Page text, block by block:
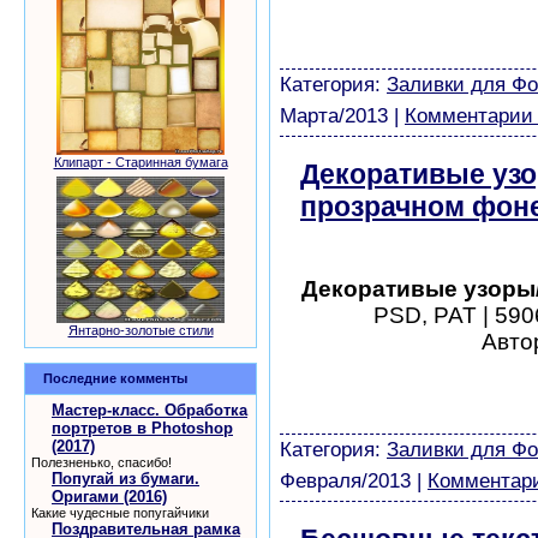
Клипарт - Старинная бумага
Янтарно-золотые стили
Последние комменты
Мастер-класс. Обработка
портретов в Photoshop
(2017)
Полезненько, спасибо!
Попугай из бумаги.
Оригами (2016)
Какие чудесные попугайчики
Поздравительная рамка
Категория: Заливки для
Марта/2013
Комментарии
Декоративые
прозрачном
Декоративые
PSD, PAT |
Категория: Заливки для
Февраля/2013